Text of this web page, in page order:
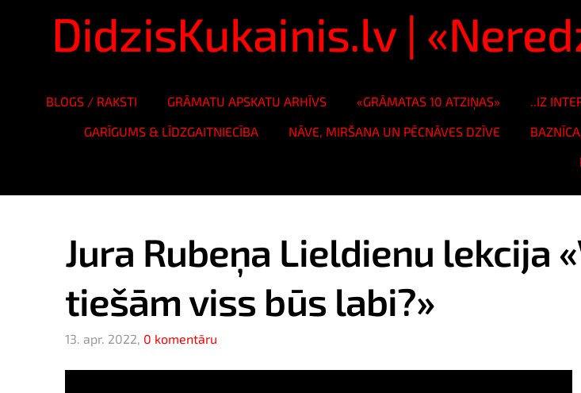
DidzisKukainis.lv |
BLOGS / RAKSTI GRĀMATU APSKATU ARHĪVS «GRĀMATAS 10 ATZIŅAS» ..IZ
GARĪGUMS & LĪDZGAITNIECĪBA
NĀVE, MIRŠANA UN PĒCNĀVES DZĪVE
Jura Rubeņa Lieldienu lekcija
tiešām viss būs labi?»
13. apr. 2022, 0 komentāru